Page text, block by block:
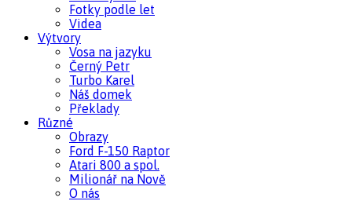
Fotky podle let
Videa
Výtvory
Vosa na jazyku
Černý Petr
Turbo Karel
Náš domek
Překlady
Různé
Obrazy
Ford F-150 Raptor
Atari 800 a spol.
Milionář na Nově
O nás